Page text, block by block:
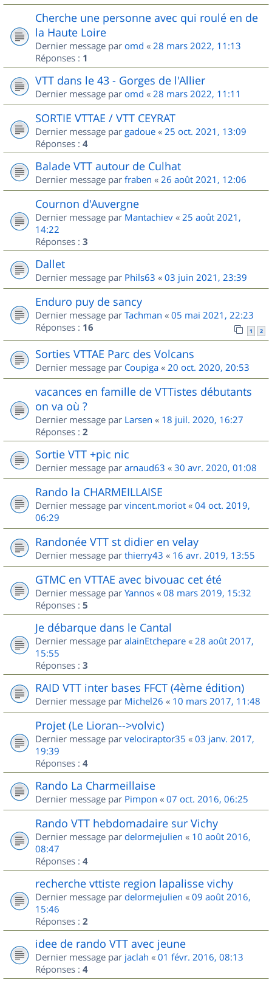
Cherche une personne avec qui roulé en de
la Haute Loire
Dernier message par omd « 28 mars 2022, 11:13
Réponses : 1
VTT dans le 43 - Gorges de l'Allier
Dernier message par omd « 28 mars 2022, 11:11
SORTIE VTTAE / VTT CEYRAT
Dernier message par gadoue « 25 oct. 2021, 13:09
Réponses : 4
Balade VTT autour de Culhat
Dernier message par fraben « 26 août 2021, 12:06
Cournon d'Auvergne
Dernier message par Mantachiev « 25 août 2021,
14:22
Réponses : 3
Dallet
Dernier message par Phils63 « 03 juin 2021, 23:39
Enduro puy de sancy
Dernier message par Tachman « 05 mai 2021, 22:23
Réponses : 16 1 2
Sorties VTTAE Parc des Volcans
Dernier message par Coupiga « 20 oct. 2020, 20:53
vacances en famille de VTTistes débutants
on va où ?
Dernier message par Larsen « 18 juil. 2020, 16:27
Réponses : 2
Sortie VTT +pic nic
Dernier message par arnaud63 « 30 avr. 2020, 01:08
Rando la CHARMEILLAISE
Dernier message par vincent.moriot « 04 oct. 2019,
06:29
Randonée VTT st didier en velay
Dernier message par thierry43 « 16 avr. 2019, 13:55
GTMC en VTTAE avec bivouac cet été
Dernier message par Yannos « 08 mars 2019, 15:32
Réponses : 5
Je débarque dans le Cantal
Dernier message par alainEtchepare « 28 août 2017,
15:55
Réponses : 3
RAID VTT inter bases FFCT (4ème édition)
Dernier message par Michel26 « 10 mars 2017, 11:48
Projet (Le Lioran-->volvic)
Dernier message par velociraptor35 « 03 janv. 2017,
19:39
Réponses : 4
Rando La Charmeillaise
Dernier message par Pimpon « 07 oct. 2016, 06:25
Rando VTT hebdomadaire sur Vichy
Dernier message par delormejulien « 10 août 2016,
08:47
Réponses : 4
recherche vttiste region lapalisse vichy
Dernier message par delormejulien « 09 août 2016,
15:46
Réponses : 2
idee de rando VTT avec jeune
Dernier message par jaclah « 01 févr. 2016, 08:13
Réponses : 4